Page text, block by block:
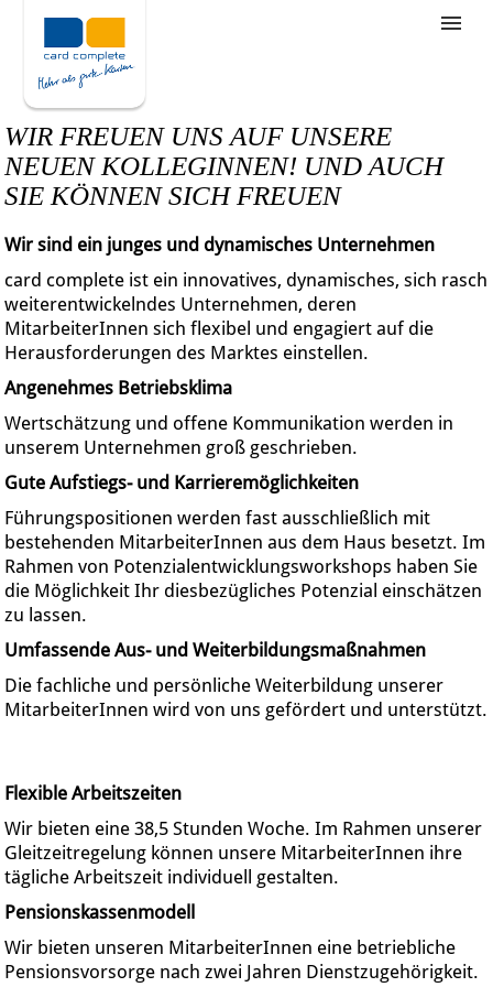
Stellenangebote
Unternehmensziele
Was wir bieten
Wie bewerbe ich mich
WIR FREUEN UNS AUF UNSERE
NEUEN KOLLEGINNEN! UND AUCH
SIE KÖNNEN SICH FREUEN
Wir sind ein junges und dynamisches Unternehmen
card complete ist ein innovatives, dynamisches, sich rasch
weiterentwickelndes Unternehmen, deren
MitarbeiterInnen sich flexibel und engagiert auf die
Herausforderungen des Marktes einstellen.
Angenehmes Betriebsklima
Wertschätzung und offene Kommunikation werden in
unserem Unternehmen groß geschrieben.
Gute Aufstiegs- und Karrieremöglichkeiten
Führungspositionen werden fast ausschließlich mit
bestehenden MitarbeiterInnen aus dem Haus besetzt. Im
Rahmen von Potenzialentwicklungsworkshops haben Sie
die Möglichkeit Ihr diesbezügliches Potenzial einschätzen
zu lassen.
Umfassende Aus- und Weiterbildungsmaßnahmen
Die fachliche und persönliche Weiterbildung unserer
MitarbeiterInnen wird von uns gefördert und unterstützt.
Flexible Arbeitszeiten
Wir bieten eine 38,5 Stunden Woche. Im Rahmen unserer
Gleitzeitregelung können unsere MitarbeiterInnen ihre
tägliche Arbeitszeit individuell gestalten.
Pensionskassenmodell
Wir bieten unseren MitarbeiterInnen eine betriebliche
Pensionsvorsorge nach zwei Jahren Dienstzugehörigkeit.